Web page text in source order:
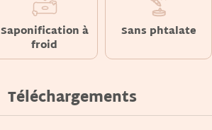
Saponification à
froid
Sans phtalate
Téléchargements